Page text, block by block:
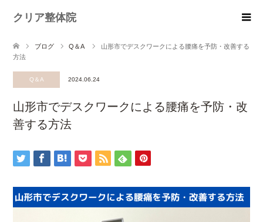
クリア整体院
ブログ Q＆A
山形市でデスクワークによる腰痛を予防・改善する
方法
Q＆A 2024.06.24
山形市でデスクワークによる腰痛を予防・改
善する方法